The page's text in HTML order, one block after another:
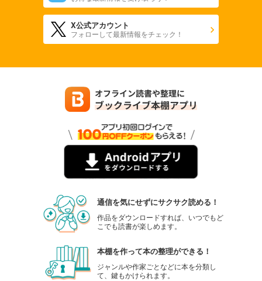
X公式アカウント
フォローして最新情報をチェック！
通信を気にせずにサクサク読める！
作品をダウンロードすれば、いつでもど
こでも読書が楽しめます。
本棚を作って本の整理ができる！
ジャンルや作家ごとなどに本を分類し
て、鍵もかけられます。